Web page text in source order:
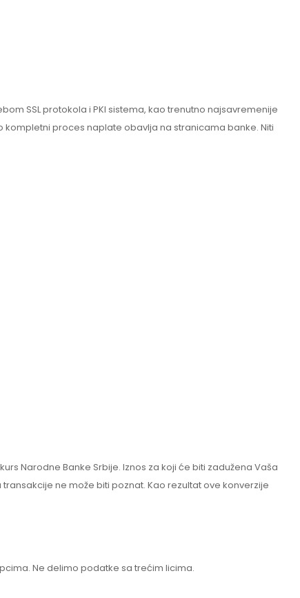
SSL protokola i PKI sistema, kao trenutno najsavremenije
proces naplate obavlja na stranicama banke. Niti
Narodne Banke Srbije. Iznos za koji će biti zadužena Vaša
ne može biti poznat. Kao rezultat ove konverzije
Ne delimo podatke sa trećim licima.